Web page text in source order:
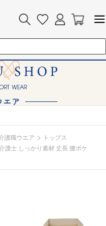
護職ウエア > トップス
護士 しっかり素材 丈長 腰ポケ